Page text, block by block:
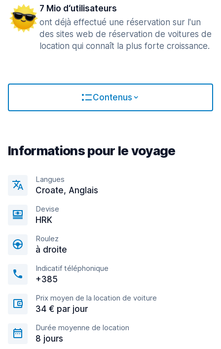
7 Mio d‘utilisateurs
ont déjà effectué une réservation sur l'un
des sites web de réservation de voitures de
location qui connaît la plus forte croissance.
Contenus
Informations pour le voyage
Langues
Croate, Anglais
Devise
HRK
Roulez
à droite
Indicatif téléphonique
+385
Prix moyen de la location de voiture
34 € par jour
Durée moyenne de location
8 jours